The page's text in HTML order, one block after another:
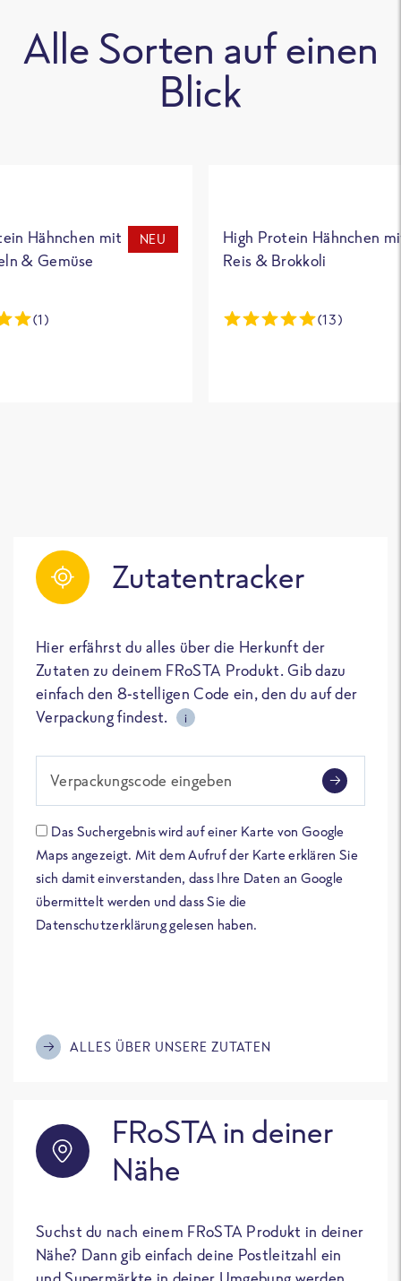
Alle Sorten auf einen
Blick
Hähnchen mit
& Gemüse
NEU
(1)
High Protein Hähnchen
Reis & Brokkoli
(13)
Zutatentracker
Hier erfährst du alles über die Herkunft der
Zutaten zu deinem FRoSTA Produkt. Gib dazu
einfach den 8-stelligen Code ein, den du auf der
Verpackung findest.
i
Verpackungscode eingeben
Das Suchergebnis wird auf einer Karte von Google
Maps angezeigt. Mit dem Aufruf der Karte erklären Sie
sich damit einverstanden, dass Ihre Daten an Google
übermittelt werden und dass Sie die
Datenschutzerklärung gelesen haben.
ALLES ÜBER UNSERE ZUTATEN
FRoSTA in deiner
Nähe
Suchst du nach einem FRoSTA Produkt in deiner
Nähe? Dann gib einfach deine Postleitzahl ein